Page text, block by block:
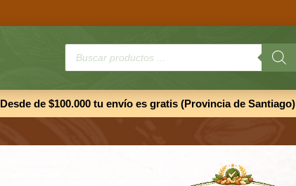
Búsqueda
productos
Desde de $100.000 tu envío es gratis (Provincia de Santiago)